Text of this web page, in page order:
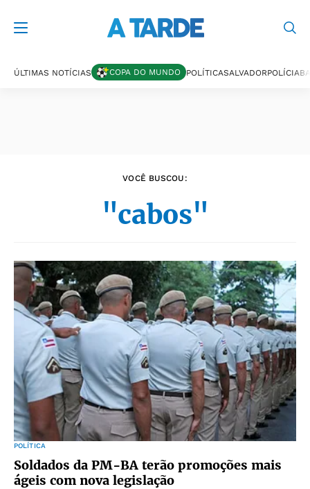
ÚLTIMAS NOTÍCIAS COPA DO MUNDO POLÍTICASALVADORPOLÍCIA
VOCÊ BUSCOU:
"cabos"
POLÍTICA
Soldados da PM-BA terão promoções mais
ágeis com nova legislação